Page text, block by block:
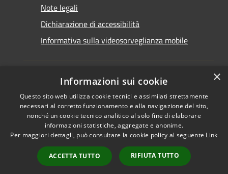
Note legali
Dichiarazione di accessibilità
Informativa sulla videosorveglianza mobile
RSS
Accessibilità
Cookie
Mappa del sito
Area riservata del
Copyright © 2026 • Comune di
Taranto • Powered by
Municipium•Accesso
redazione
×
Informazioni sui cookie
Questo sito web utilizza cookie tecnici e assimilati strettamente
necessari al corretto funzionamento e alla navigazione del sito,
nonché un cookie tecnico analitico al solo fine di elaborare
informazioni statistiche, aggregate e anonime.
Per maggiori dettagli, può consultare la cookie policy al seguente Link
ACCETTA TUTTO RIFIUTA TUTTO